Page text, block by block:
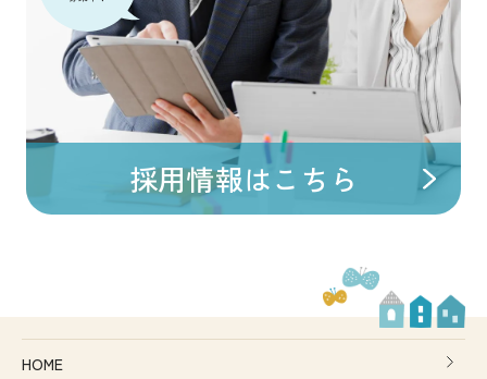
採用情報はこちら
HOME